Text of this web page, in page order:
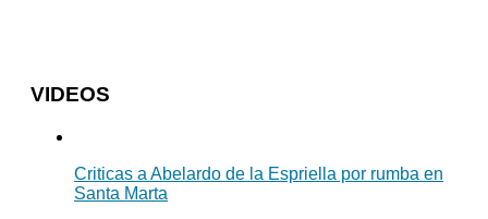
VIDEOS
Criticas a Abelardo de la Espriella por rumba en
Santa Marta